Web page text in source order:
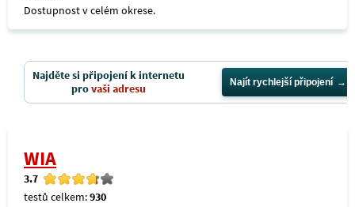
Dostupnost v celém okrese.
Najděte si připojení k internetu
provaši adresu Najít rychlejší připojení
WIA
3.7
testů celkem:930